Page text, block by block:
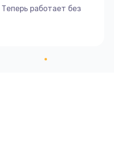
работает без